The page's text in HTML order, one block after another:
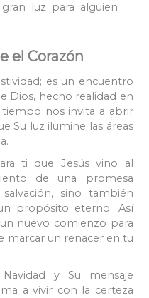
luz para alguien
el Corazón
es un encuentro
Dios, hecho realidad en
nos invita a abrir
Su luz ilumine las áreas
ti que Jesús vino al
de una promesa
sino también
propósito eterno. Así
nuevo comienzo para
marcar un renacer en tu
y Su mensaje
a vivir con la certeza